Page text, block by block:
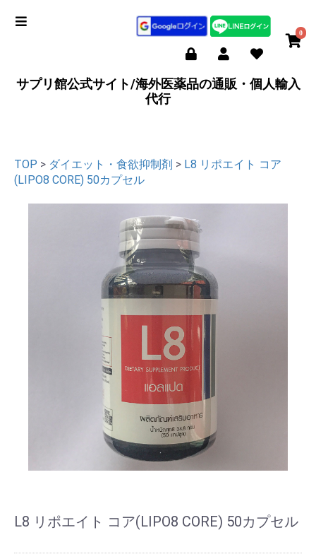
0
サプリ館公式サイト/海外医薬品の通販・個人輸入
代行
TOP > ダイエット・食欲抑制剤 > L8 リポエイト コア
(LIPO8 CORE) 50カプセル
L8 リポエイト コア(LIPO8 CORE) 50カプセル